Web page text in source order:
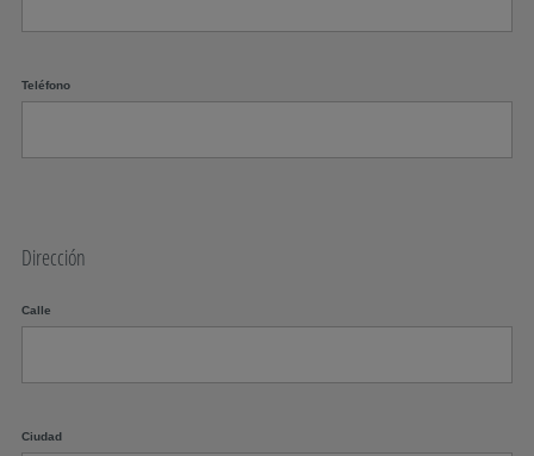
Teléfono
Dirección
Calle
Ciudad